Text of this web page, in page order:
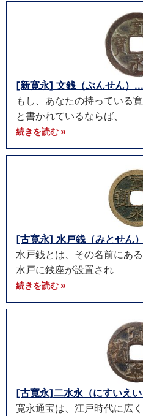
[新寛永] 文銭（ぶんせん）...
もし、あなたの持っている
と書かれているならば、
続きを読む »
[古寛永] 水戸銭（みとせん
水戸銭とは、その名前にあ
水戸に銭座が設置され
続きを読む »
[古寛永]二水永（にすいえ
寛永通宝は、江戸時代に広